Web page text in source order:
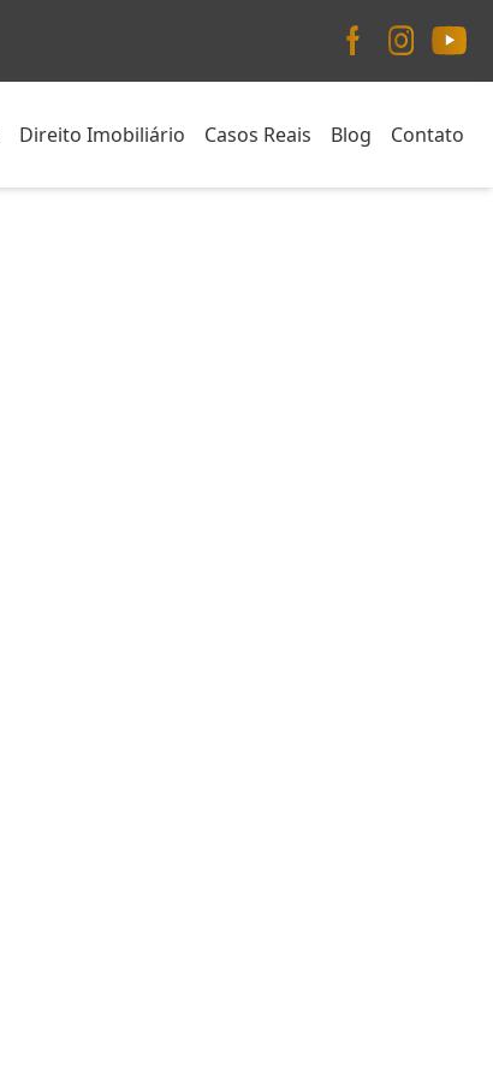
Direito Imobiliário Casos Reais Blog Contato